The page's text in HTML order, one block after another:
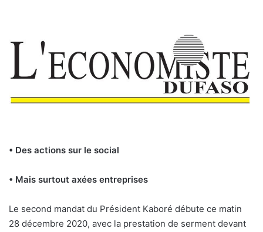
• Des actions sur le social
• Mais surtout axées entreprises
Le second mandat du Président Kaboré débute ce matin
28 décembre 2020, avec la prestation de serment devant